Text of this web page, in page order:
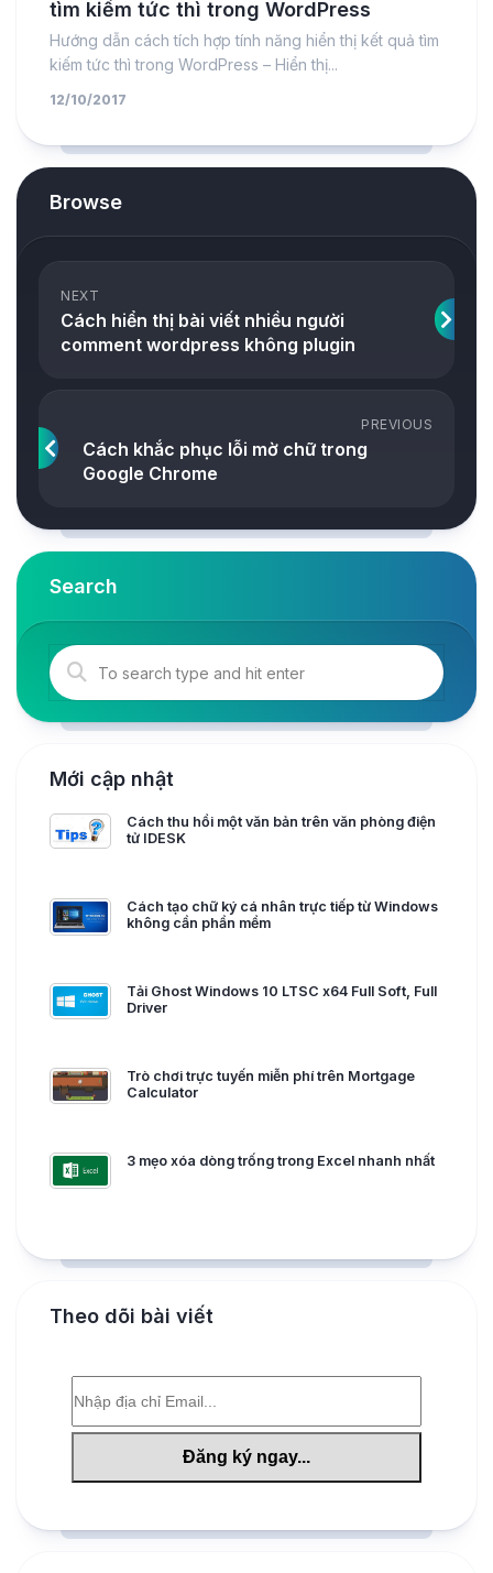
tìm kiếm tức thì trong WordPress
Hướng dẫn cách tích hợp tính năng hiển thị kết quả tìm
kiếm tức thì trong WordPress – Hiển thị...
12/10/2017
Browse
NEXT
Cách hiển thị bài viết nhiều người
comment wordpress không plugin
PREVIOUS
Cách khắc phục lỗi mờ chữ trong
Google Chrome
Search
Mới cập nhật
Cách thu hồi một văn bản trên văn phòng điện
tử IDESK
Cách tạo chữ ký cá nhân trực tiếp từ Windows
không cần phần mềm
Tải Ghost Windows 10 LTSC x64 Full Soft, Full
Driver
Trò chơi trực tuyến miễn phí trên Mortgage
Calculator
3 mẹo xóa dòng trống trong Excel nhanh nhất
Theo dõi bài viết